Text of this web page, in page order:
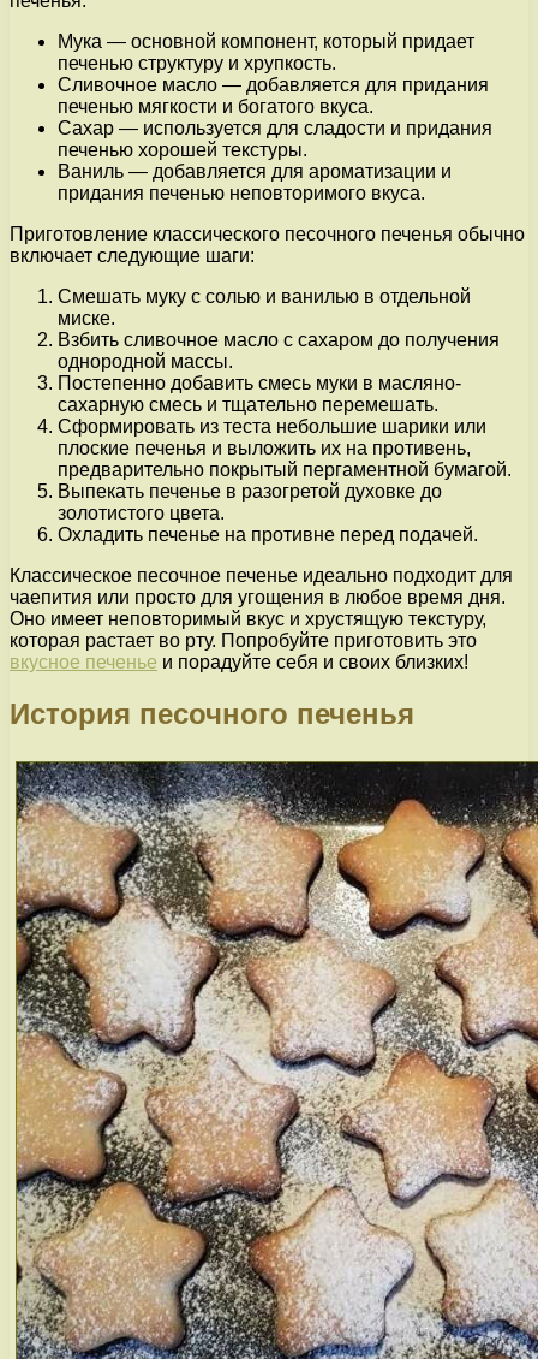
Мука — основной компонент, который придает
печенью структуру и хрупкость.
Сливочное масло — добавляется для придания
печенью мягкости и богатого вкуса.
Сахар — используется для сладости и придания
печенью хорошей текстуры.
Ваниль — добавляется для ароматизации и
придания печенью неповторимого вкуса.
Приготовление классического песочного печенья обычно
включает следующие шаги:
Смешать муку с солью и ванилью в отдельной
миске.
Взбить сливочное масло с сахаром до получения
однородной массы.
Постепенно добавить смесь муки в масляно-
сахарную смесь и тщательно перемешать.
Сформировать из теста небольшие шарики или
плоские печенья и выложить их на противень,
предварительно покрытый пергаментной бумагой.
Выпекать печенье в разогретой духовке до
золотистого цвета.
Охладить печенье на противне перед подачей.
Классическое песочное печенье идеально подходит для
чаепития или просто для угощения в любое время дня.
Оно имеет неповторимый вкус и хрустящую текстуру,
которая растает во рту. Попробуйте приготовить это
вкусное печенье и порадуйте себя и своих близких!
История песочного печенья